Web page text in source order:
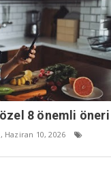
8 önemli öneri
Haziran 10, 2026